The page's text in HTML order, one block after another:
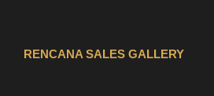
RENCANA SALES GALLERY